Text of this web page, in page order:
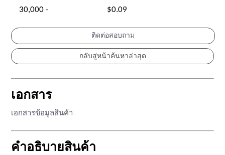
30,000 -
$0.09
ติดต่อสอบถาม
เอกสาร
เอกสารข้อมูลสินค้า
คำอธิบายสินค้า